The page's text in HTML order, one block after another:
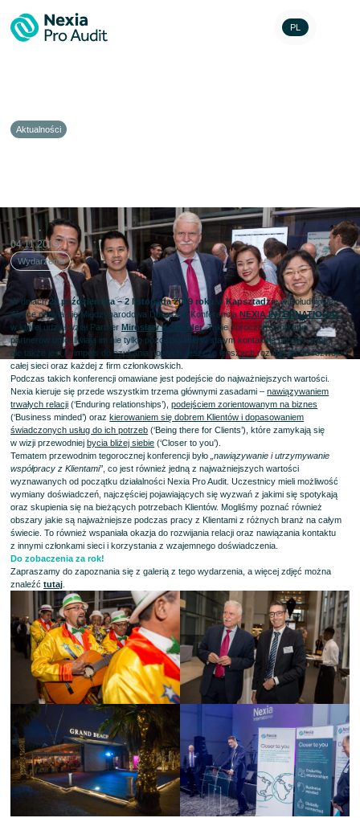
PL
Aktualności
04.11.2019
Wydarzenia
W dniach29 października – 2 listopada 2019 rokuwKapsztadziew Południowej
Afryce odbyła się Międzynarodowa Doroczna KonferencjaNEXIA INTERNATIONAL,
w której udział wziął PartnerMirosław Kośmider. Takie coroczne spotkania
partnerów umożliwiają im nie tylko pozostawanie w stałym kontakcie między sobą ,
ale także jest to impuls do szukania nowych, jeszcze lepszych rozwiązań do rozwoju
całej sieci oraz każdej z firm członkowskich.
Podczas takich konferencji omawiane jest podejście do najważniejszych wartości.
Nexia kieruje się przede wszystkim trzema głównymi zasadami –nawiązywaniem
trwałych relacji (‘Enduring relationships’),podejściem zorientowanym na biznes
(‘Business minded’) orazkierowaniem się dobrem Klientów i dopasowaniem
świadczonych usług do ich potrzeb (‘Being there for Clients’), które zamykają się
w wizji przewodniejbycia bliżej siebie (‘Closer to you’).
Tematem przewodnim tegorocznej konferencji było „nawiązywanie i utrzymywanie
współpracy z Klientami” , co jest również jedną z najważniejszych wartości
wyznawanych od początku działalności Nexia Pro Audit. Uczestnicy mieli możliwość
wymiany doświadczeń, najczęściej pojawiających się wyzwań z jakimi się spotykają
oraz skupienia się na bieżących potrzebach Klientów. Mogliśmy poznać również
obszary jakie są najważniejsze podczas pracy z Klientami z różnych branż na całym
świecie. To również wspaniała okazja do rozwijania relacji oraz nawiązania kontaktu
z innymi członkami sieci i korzystania z wzajemnego doświadczenia.
Do zobaczenia za rok!
Zapraszamy do zapoznania się z galerią z tego wydarzenia, a więcej zdjęć można
znaleźćtutaj